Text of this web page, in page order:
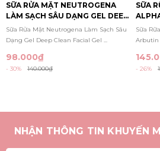
SỮA RỬA MẶT NEUTROGENA
LÀM SẠCH SÂU DẠNG GEL DEEP
CLEAN FACIAL GEL CLEANSER
150ML
Sữa Rửa Mặt Neutrogena Làm Sạch Sâu
Dạng Gel Deep Clean Facial Gel ...
98.000₫
- 30% 140.000₫
SỮA
Sữa
Arbutin
- 26%
NHẬN THÔNG TIN KHUYẾN